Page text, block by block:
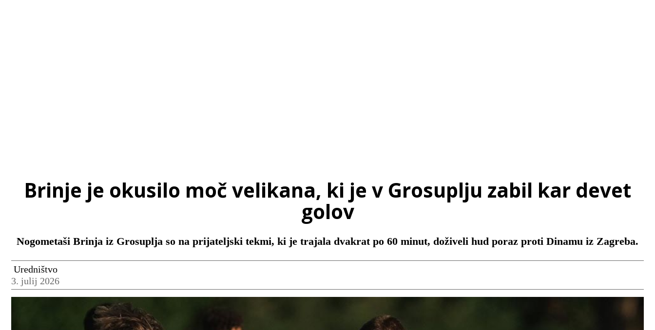
Brinje je okusilo moč velikana, ki je v Grosuplju zabil kar devet
golov
Nogometaši Brinja iz Grosuplja so na prijateljski tekmi, ki je trajala dvakrat po 60 minut, doživeli hud poraz proti Dinamu iz Zagreba.
Uredništvo
3. julij 2026